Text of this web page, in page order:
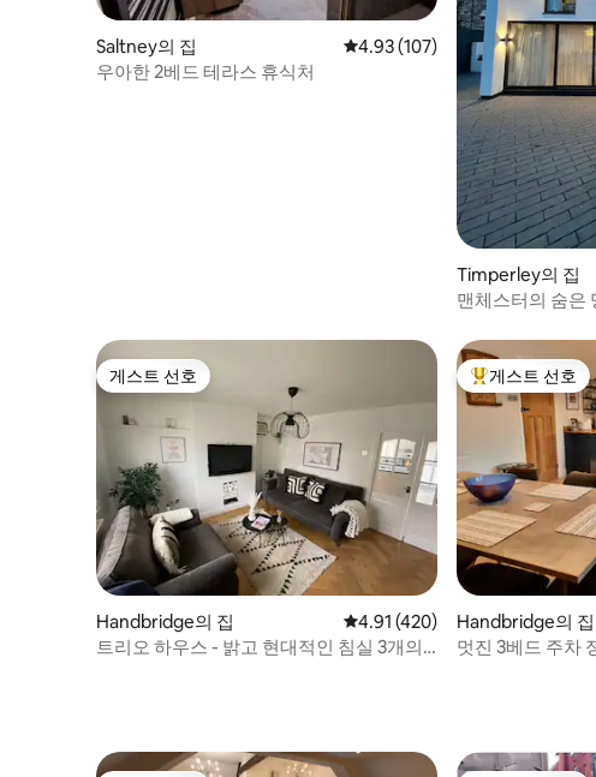
Saltney의 집 평점 4.93점(5점 만점), 후기 107
4.93 (107)
우아한 2베드 테라스 휴식처
Timperley의 집
맨체스터의 숨은
게스트 선호
게스트 선호
Handbridge의 집 평점 4.91점(5점 만점), 후기 420
4.91 (420)
트리오 하우스 - 밝고 현대적인 침실 3개의
상위 게스트 선호
게스트 선호
Handbridge의 집
멋진 3베드 주차